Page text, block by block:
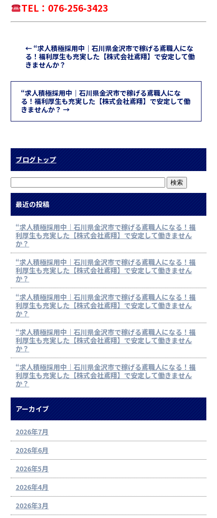
TEL：076-256-3423
← “求人積極採用中｜石川県金沢市で稼げる鳶職人にな
る！福利厚生も充実した【株式会社鳶翔】で安定して働
きませんか？
“求人積極採用中｜石川県金沢市で稼げる鳶職人にな
る！福利厚生も充実した【株式会社鳶翔】で安定して働
きませんか？→
ブログトップ
最近の投稿
“求人積極採用中｜石川県金沢市で稼げる鳶職人になる！福
利厚生も充実した【株式会社鳶翔】で安定して働きません
か？
“求人積極採用中｜石川県金沢市で稼げる鳶職人になる！福
利厚生も充実した【株式会社鳶翔】で安定して働きません
か？
“求人積極採用中｜石川県金沢市で稼げる鳶職人になる！福
利厚生も充実した【株式会社鳶翔】で安定して働きません
か？
“求人積極採用中｜石川県金沢市で稼げる鳶職人になる！福
利厚生も充実した【株式会社鳶翔】で安定して働きません
か？
“求人積極採用中｜石川県金沢市で稼げる鳶職人になる！福
利厚生も充実した【株式会社鳶翔】で安定して働きません
か？
アーカイブ
2026年7月
2026年6月
2026年5月
2026年4月
2026年3月